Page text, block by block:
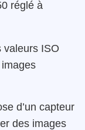
réglé à
valeurs ISO
d’un capteur
des images